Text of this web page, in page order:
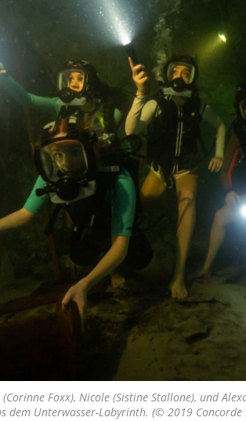
Foxx), Nicole (Sistine Stallone), und
dem Unterwasser-Labyrinth. (© 2019 Concorde